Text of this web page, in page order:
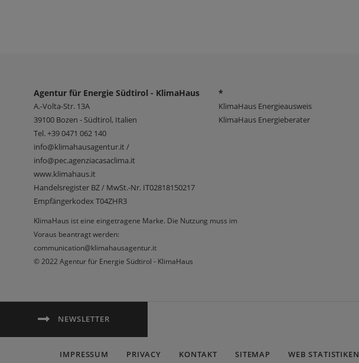
Agentur für Energie Südtirol - KlimaHaus
A.-Volta-Str. 13A
39100 Bozen - Südtirol, Italien
Tel.+39 0471 062 140
info@klimahausagentur.it /
info@pec.agenziacasaclima.it
www.klimahaus.it
Handelsregister BZ / MwSt.-Nr. IT02818150217
Empfängerkodex T04ZHR3
*
KlimaHaus Energieausweis
KlimaHaus Energieberater
KlimaHaus ist eine eingetragene Marke. Die Nutzung muss im
Voraus beantragt werden:
communication@klimahausagentur.it
© 2022 Agentur für Energie Südtirol - KlimaHaus
NEWSLETTER
IMPRESSUM PRIVACY KONTAKT SITEMAP WEB STATISTIKEN